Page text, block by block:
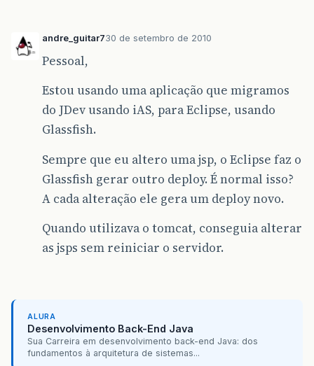
andre_guitar730 de setembro de 2010
Pessoal,
Estou usando uma aplicação que migramos
do JDev usando iAS, para Eclipse, usando
Glassfish.
Sempre que eu altero uma jsp, o Eclipse faz o
Glassfish gerar outro deploy. É normal isso?
A cada alteração ele gera um deploy novo.
Quando utilizava o tomcat, conseguia alterar
as jsps sem reiniciar o servidor.
ALURA
Desenvolvimento Back-End Java
Sua Carreira em desenvolvimento back-end Java: dos
fundamentos à arquitetura de sistemas...